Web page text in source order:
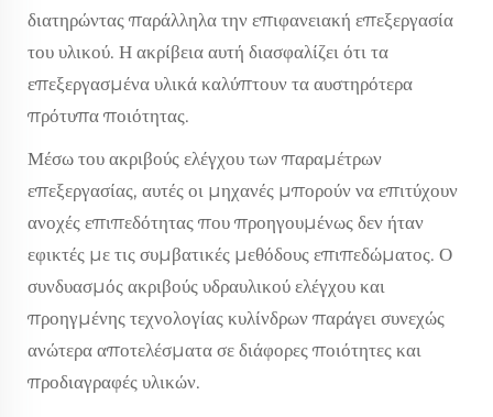
διατηρώντας παράλληλα την επιφανειακή επεξεργασία
του υλικού. Η ακρίβεια αυτή διασφαλίζει ότι τα
επεξεργασμένα υλικά καλύπτουν τα αυστηρότερα
πρότυπα ποιότητας.
Μέσω του ακριβούς ελέγχου των παραμέτρων
επεξεργασίας, αυτές οι μηχανές μπορούν να επιτύχουν
ανοχές επιπεδότητας που προηγουμένως δεν ήταν
εφικτές με τις συμβατικές μεθόδους επιπεδώματος. Ο
συνδυασμός ακριβούς υδραυλικού ελέγχου και
προηγμένης τεχνολογίας κυλίνδρων παράγει συνεχώς
ανώτερα αποτελέσματα σε διάφορες ποιότητες και
προδιαγραφές υλικών.